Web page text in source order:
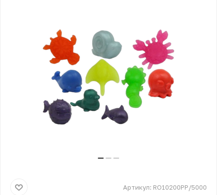
Артикул: RО10200PP/5000